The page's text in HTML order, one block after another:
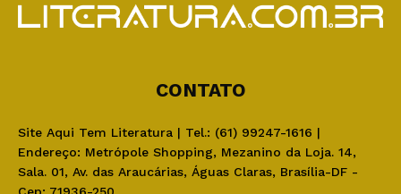
CONTATO
Site Aqui Tem Literatura | Tel.: (61) 99247-1616 |
Endereço: Metrópole Shopping, Mezanino da Loja. 14,
Sala. 01, Av. das Araucárias, Águas Claras, Brasília-DF -
Cep: 71936-250